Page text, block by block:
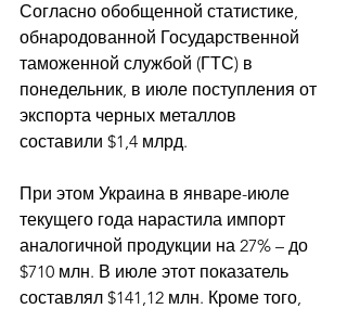
Согласно обобщенной статистике,
обнародованной Государственной
таможенной службой (ГТС) в
понедельник, в июле поступления от
экспорта черных металлов
составили $1,4 млрд.
При этом Украина в январе-июле
текущего года нарастила импорт
аналогичной продукции на 27% – до
$710 млн. В июле этот показатель
составлял $141,12 млн. Кроме того,